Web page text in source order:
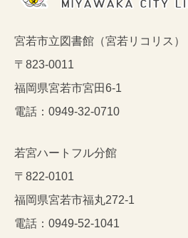
宮若市立図書館（宮若リコリス）
〒823-0011
福岡県宮若市宮田6-1
電話：0949-32-0710
若宮ハートフル分館
〒822-0101
福岡県宮若市福丸272-1
電話：0949-52-1041